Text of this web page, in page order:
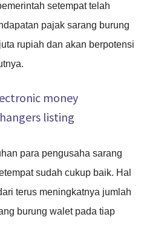
setempat telah
pajak sarang burung
rupiah dan akan berpotensi
para pengusaha sarang
sudah cukup baik. Hal
terus meningkatnya jumlah
burung walet pada tiap